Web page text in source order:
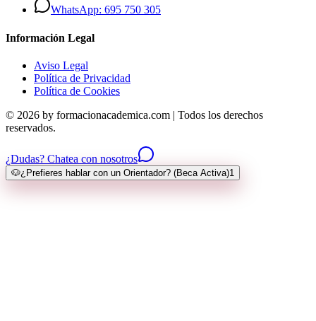
WhatsApp: 695 750 305
Información Legal
Aviso Legal
Política de Privacidad
Política de Cookies
© 2026 by formacionacademica.com | Todos los derechos
reservados.
¿Dudas? Chatea con nosotros
🐶¿Prefieres hablar con un Orientador? (Beca Activa)1